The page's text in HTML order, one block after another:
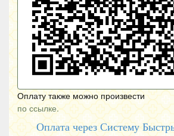
Оплату также можно произвести
по ссылке.
Оплата через Систему